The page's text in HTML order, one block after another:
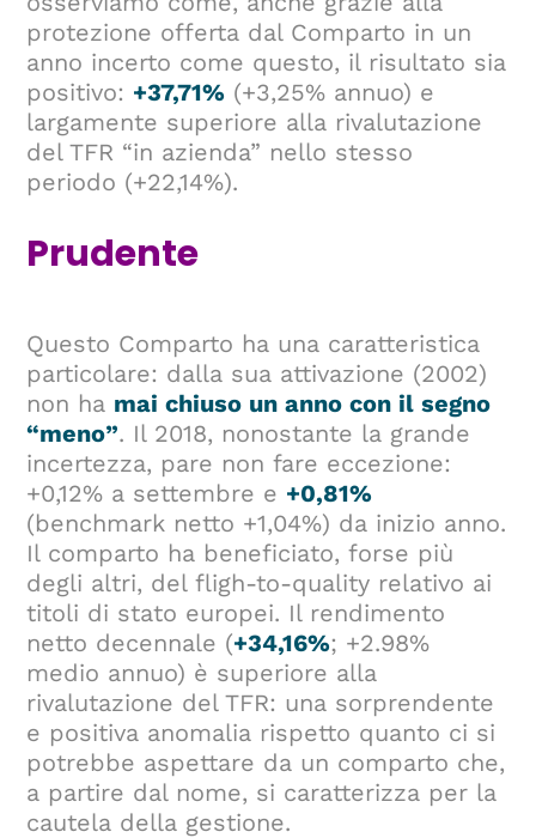
protezione offerta dal Comparto in un
anno incerto come questo, il risultato sia
positivo: +37,71% (+3,25% annuo) e
largamente superiore alla rivalutazione
del TFR “in azienda” nello stesso
periodo (+22,14%).
Prudente
Questo Comparto ha una caratteristica
particolare: dalla sua attivazione (2002)
non ha mai chiuso un anno con il segno
“meno”. Il 2018, nonostante la grande
incertezza, pare non fare eccezione:
+0,12% a settembre e +0,81%
(benchmark netto +1,04%) da inizio anno.
Il comparto ha beneficiato, forse più
degli altri, del fligh-to-quality relativo ai
titoli di stato europei. Il rendimento
netto decennale (+34,16%; +2.98%
medio annuo) è superiore alla
rivalutazione del TFR: una sorprendente
e positiva anomalia rispetto quanto ci si
potrebbe aspettare da un comparto che,
a partire dal nome, si caratterizza per la
cautela della gestione.